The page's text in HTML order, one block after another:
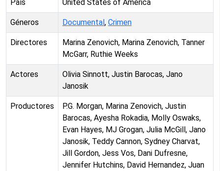
País United States of America
Géneros Documental, Crimen
Directores
Marina Zenovich, Marina Zenovich, Tanner
McGarr, Ruthie Weeks
Actores
Olivia Sinnott, Justin Barocas, Jano
Janosik
Productores
P.G. Morgan, Marina Zenovich, Justin
Barocas, Ayesha Rokadia, Molly Oswaks,
Evan Hayes, MJ Grogan, Julia McGill, Jano
Janosik, Teddy Cannon, Sydney Charvat,
Jill Gordon, Jess Vos, Dani Dufresne,
Jennifer Hutchins, David Hernandez, Juan